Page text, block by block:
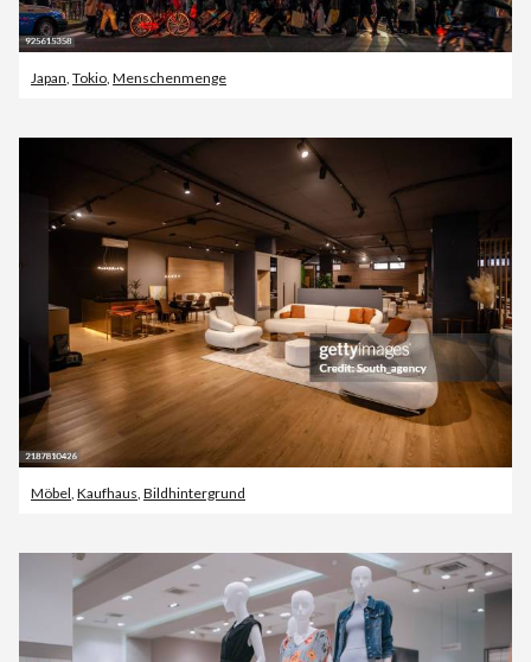
Japan, Tokio, Menschenmenge
Möbel Kaufhaus Bildhintergrund